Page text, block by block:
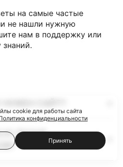
на самые частые
не нашли нужную
нам в поддержку или
знаний.
ЛУЧШЕ
cookie для работы сайта
конфиденциальности
Принять